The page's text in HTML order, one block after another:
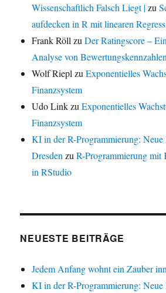
Wissenschaftlich Falsch Liegt |zu
aufdecken in R mit linearen
Frank Röll zuDer Ratingscore –
Analyse von Bewertungskennzahlen
Wolf Riepl zuExponentielles
Finanzsystem
Udo LinkzuExponentielles
Finanzsystem
KI in der R-Programmierung: Neue
Dresden zuR-Programmierung
in RStudio
NEUESTE BEITRÄGE
Jedem Anfang wohnt ein Zauber
KI in der R-Programmierung: Neue